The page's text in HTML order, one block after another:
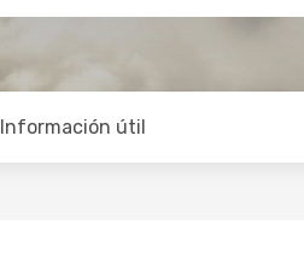
Información útil